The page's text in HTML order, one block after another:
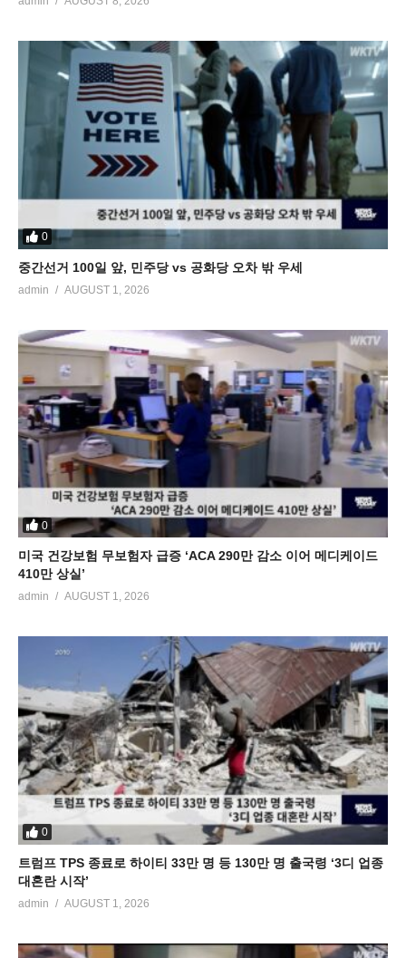
0
중간선거 100일 앞, 민주당 vs 공화당 오차 밖 우세
admin AUGUST 1, 2026
0
미국 건강보험 무보험자 급증 ‘ACA 290만 감소 이어 메디케이드
410만 상실’
admin AUGUST 1, 2026
0
트럼프 TPS 종료로 하이티 33만 명 등 130만 명 출국령 ‘3디 업종
대혼란 시작’
admin AUGUST 1, 2026